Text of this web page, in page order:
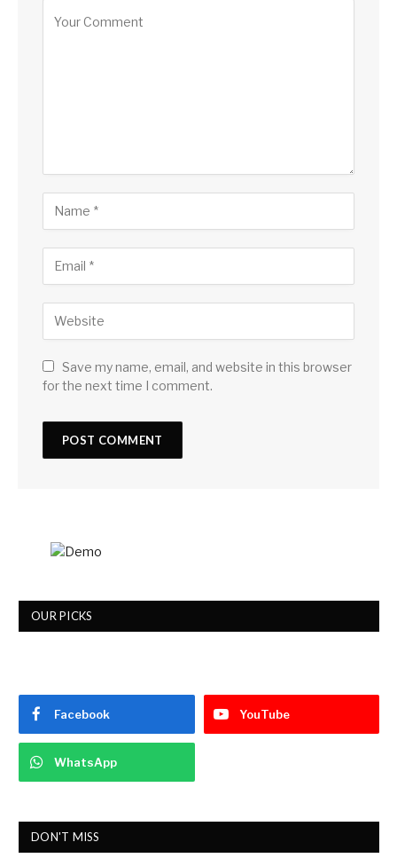
Save my name, email, and website in this browser
for the next time I comment.
OUR PICKS
Facebook YouTube
WhatsApp
DON'T MISS